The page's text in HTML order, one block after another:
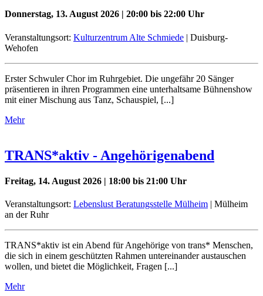
Donnerstag, 13. August 2026 | 20:00 bis 22:00 Uhr
Veranstaltungsort: Kulturzentrum Alte Schmiede | Duisburg-
Wehofen
Erster Schwuler Chor im Ruhrgebiet. Die ungefähr 20 Sänger
präsentieren in ihren Programmen eine unterhaltsame Bühnenshow
mit einer Mischung aus Tanz, Schauspiel, [...]
Mehr
TRANS*aktiv - Angehörigenabend
Freitag, 14. August 2026 | 18:00 bis 21:00 Uhr
Veranstaltungsort: Lebenslust Beratungsstelle Mülheim | Mülheim
an der Ruhr
TRANS*aktiv ist ein Abend für Angehörige von trans* Menschen,
die sich in einem geschützten Rahmen untereinander austauschen
wollen, und bietet die Möglichkeit, Fragen [...]
Mehr